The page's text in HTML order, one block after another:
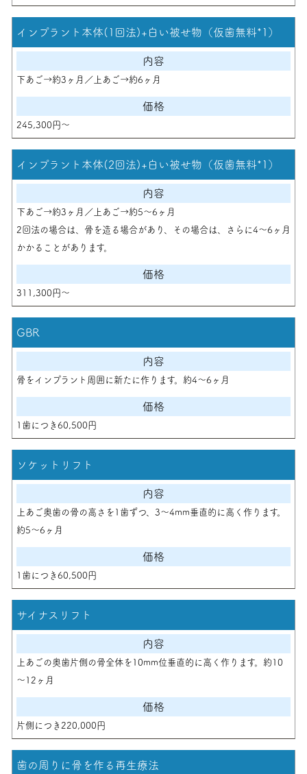
インプラント本体(1回法)+白い被せ物（仮歯無料*1）
下あご→約3ヶ月／上あご→約6ヶ月
245,300円〜
インプラント本体(2回法)+白い被せ物（仮歯無料*1）
下あご→約3ヶ月／上あご→約5～6ヶ月
2回法の場合は、骨を造る場合があり、その場合は、さらに4～6ヶ月
かかることがあります。
311,300円〜
GBR
骨をインプラント周囲に新たに作ります。約4～6ヶ月
1歯につき60,500円
ソケットリフト
上あご奥歯の骨の高さを1歯ずつ、3～4mm垂直的に高く作ります。
約5～6ヶ月
1歯につき60,500円
サイナスリフト
上あごの奥歯片側の骨全体を10mm位垂直的に高く作ります。約10
～12ヶ月
片側につき220,000円
歯の周りに骨を作る再生療法